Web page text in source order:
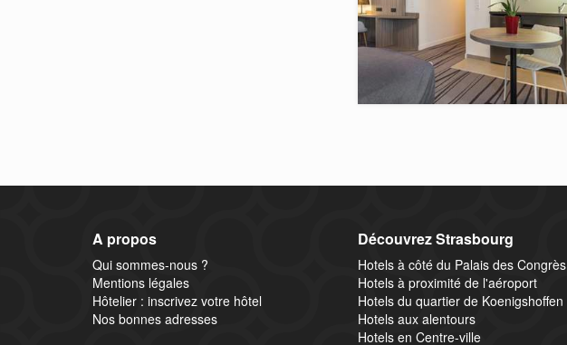
A propos
Qui sommes-nous ?
Mentions légales
Hôtelier : inscrivez votre hôtel
Nos bonnes adresses
Découvrez Strasbourg
Hotels à côté du Palais des Congrès
Hotels à proximité de l'aéroport
Hotels du quartier de Koenigshoffen
Hotels aux alentours
Hotels en Centre-ville